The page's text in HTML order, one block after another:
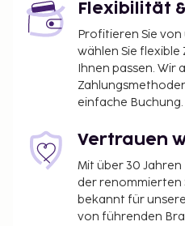
Flexibilität
Profitieren Sie
wählen Sie
Ihnen passen. Wir
einfache Buchung.
Vertrauen
Mit über 30 Jahren
der renommierten
bekannt für
von führenden